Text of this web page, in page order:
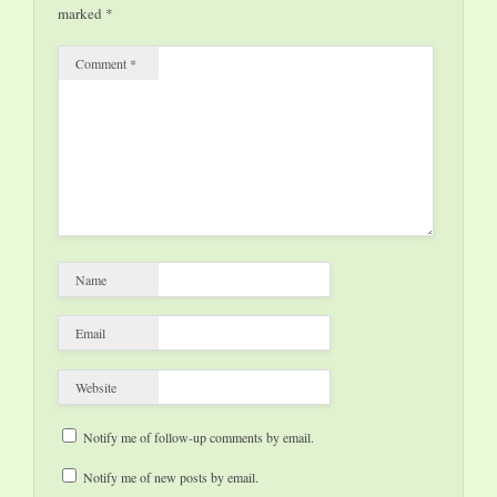
Pharaonen.". Für
Kinder bietet das…
marked *
Comment *
Name
Email
Website
Notify me of follow-up comments by email.
Notify me of new posts by email.